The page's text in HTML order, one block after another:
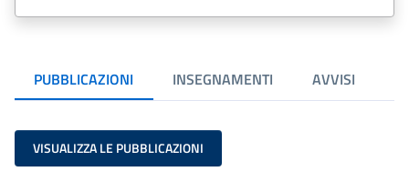
PUBBLICAZIONI INSEGNAMENTI AVVISI
VISUALIZZA LE PUBBLICAZIONI